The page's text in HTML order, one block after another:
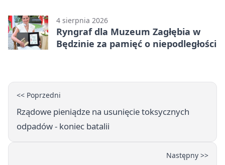
4 sierpnia 2026
Ryngraf dla Muzeum Zagłębia w
Będzinie za pamięć o niepodległości
<< Poprzedni
Rządowe pieniądze na usunięcie toksycznych
odpadów - koniec batalii
Następny >>